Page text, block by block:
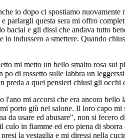
io dopo ci spostiamo
parlargli questa sera mi offro
e gli dissi che andava tutto
indussero a smettere. Quando
mi metto un bello smalto rosa
di rossetto sulle labbra un
preda a quei pensieri chiusi gli occhi
mi accorsi che era ancora
porto giù nel salone. Il loro capo
da usare ed abusare", non si
in fiamme ed ero piena di
la vestaglia e mi diressi nella